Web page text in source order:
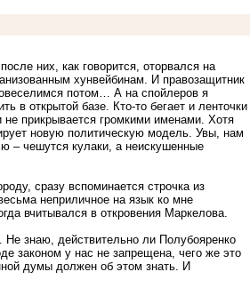
них, как говорится, оторвался на
хунвейбинам. И правозащитник
потом… А на спойлеров я
в открытой базе. Кто-то бегает и ленточки
не прикрывается громкими именами. Хотя
новую политическую модель. Увы, нам
– чешутся кулаки, а неискушенные
сразу вспоминается строчка из
неприличное на язык ко мне
вчитывался в откровения Маркелова.
Не знаю, действительно ли Полубояренко
законом у нас не запрещена, чего же это
думы должен об этом знать. И